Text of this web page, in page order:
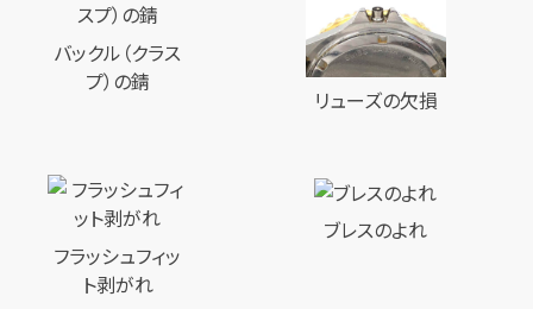
バックル（クラス
プ）の錆
リューズの欠損
フラッシュフィッ
ト剥がれ
ブレスのよれ